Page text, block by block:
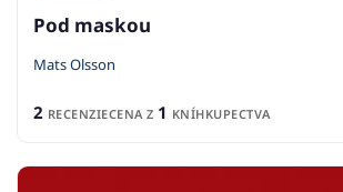
Pod maskou
Mats Olsson
2 RECENZIECENA Z 1 KNÍHKUPECTVA